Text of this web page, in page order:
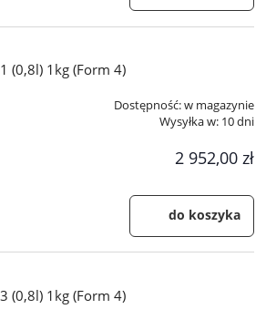
(0,8l) 1kg (Form 4)
Dostępność:w magazynie
Wysyłka w: 10 dni
2 952,00 zł
do koszyka
(0,8l) 1kg (Form 4)